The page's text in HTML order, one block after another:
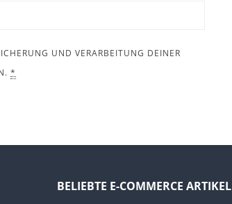
UND VERARBEITUNG DEINER
*
BELIEBTE E-COMMERCE ARTIKEL